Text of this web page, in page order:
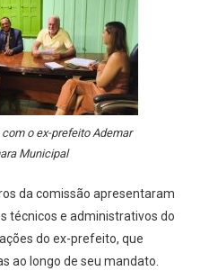
o ex-prefeito Ademar
Municipal
da comissão apresentaram
técnicos e administrativos do
do ex-prefeito, que
ao longo de seu mandato.